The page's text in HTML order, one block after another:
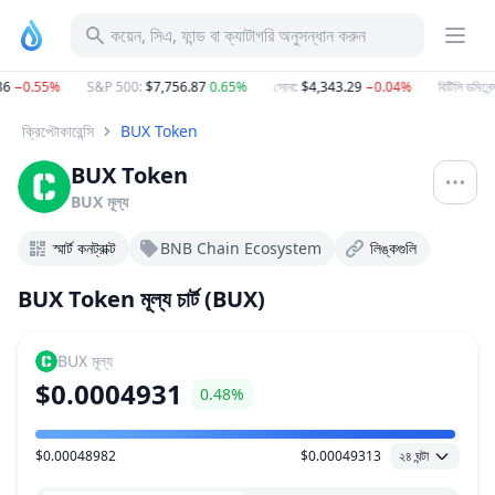
কয়েন, সিএ, ফান্ড বা ক্যাটাগরি অনুসন্ধান করুন
−0.55% S&P 500:$7,756.870.65% সোনা:$4,343.29−0.04% বিটিসি ডমিনেন্স:
ক্রিপ্টোকারেন্সি BUX Token
BUX Token
BUX মূল্য
স্মার্ট কনট্রাক্ট BNB Chain Ecosystem লিঙ্কগুলি
BUX Token মূল্য চার্ট (BUX)
BUX মূল্য
$0.0004931 0.48%
মূল্য পরিসীমা
$0.00048982 $0.00049313 ২৪ ঘন্টা